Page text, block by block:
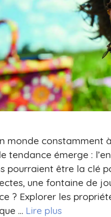
monde constamment
tendance émerge :
pourraient être la clé
une fontaine de
? Explorer les
… Lire plus